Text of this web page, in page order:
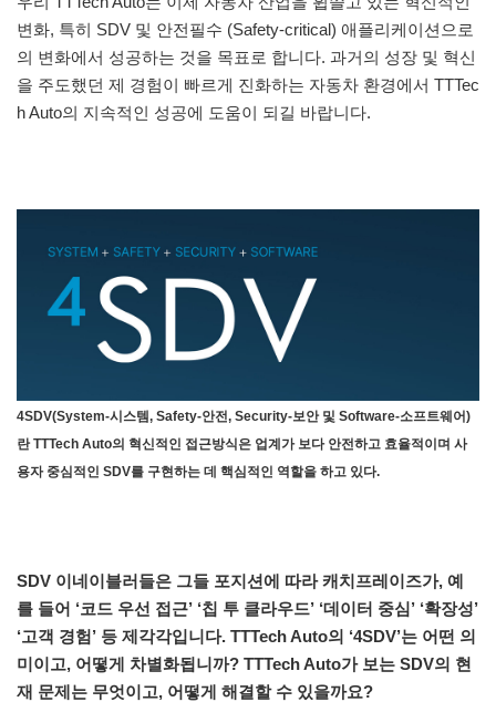
변화, 특히 SDV 및 안전필수 (Safety-critical) 애플리케이션으로
의 변화에서 성공하는 것을 목표로 합니다. 과거의 성장 및 혁신
을 주도했던 제 경험이 빠르게 진화하는 자동차 환경에서 TTTec
h Auto의 지속적인 성공에 도움이 되길 바랍니다.
4SDV(System-시스템, Safety-안전, Security-보안 및 Software-소프트웨어)
란 TTTech Auto의 혁신적인 접근방식은 업계가 보다 안전하고 효율적이며 사
용자 중심적인 SDV를 구현하는 데 핵심적인 역할을 하고 있다.
SDV 이네이블러들은 그들 포지션에 따라 캐치프레이즈가, 예
를 들어 ‘코드 우선 접근’ ‘칩 투 클라우드’ ‘데이터 중심’ ‘확장성’
‘고객 경험’ 등 제각각입니다. TTTech Auto의 ‘4SDV’는 어떤 의
미이고, 어떻게 차별화됩니까? TTTech Auto가 보는 SDV의 현
재 문제는 무엇이고, 어떻게 해결할 수 있을까요?